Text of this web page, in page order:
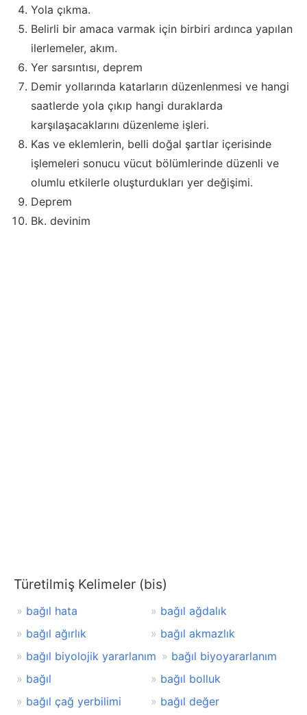
Yola çıkma.
Belirli bir amaca varmak için birbiri ardınca yapılan
ilerlemeler, akım.
Yer sarsıntısı, deprem
Demir yollarında katarların düzenlenmesi ve hangi
saatlerde yola çıkıp hangi duraklarda
karşılaşacaklarını düzenleme işleri.
Kas ve eklemlerin, belli doğal şartlar içerisinde
işlemeleri sonucu vücut bölümlerinde düzenli ve
olumlu etkilerle oluşturdukları yer değişimi.
Deprem
Bk. devinim
Türetilmiş Kelimeler (bis)
bağıl hata
bağıl ağdalık
bağıl ağırlık
bağıl akmazlık
bağıl biyolojik yararlanım
bağıl biyoyararlanım
bağıl
bağıl bolluk
bağıl çağ yerbilimi
bağıl değer